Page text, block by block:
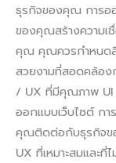
ธุรกิจของคุณ การอ
ของคุณสร้างความเ
คุณ คุณควรกำหนดสี
สวยงามที่สอดคล้อ
/ UX ที่มีคุณภาพ UI
ออกแบบเว็บไซต์ ก
คุณติดต่อกับธุรกิจข
UX ที่เหมาะสมและที่